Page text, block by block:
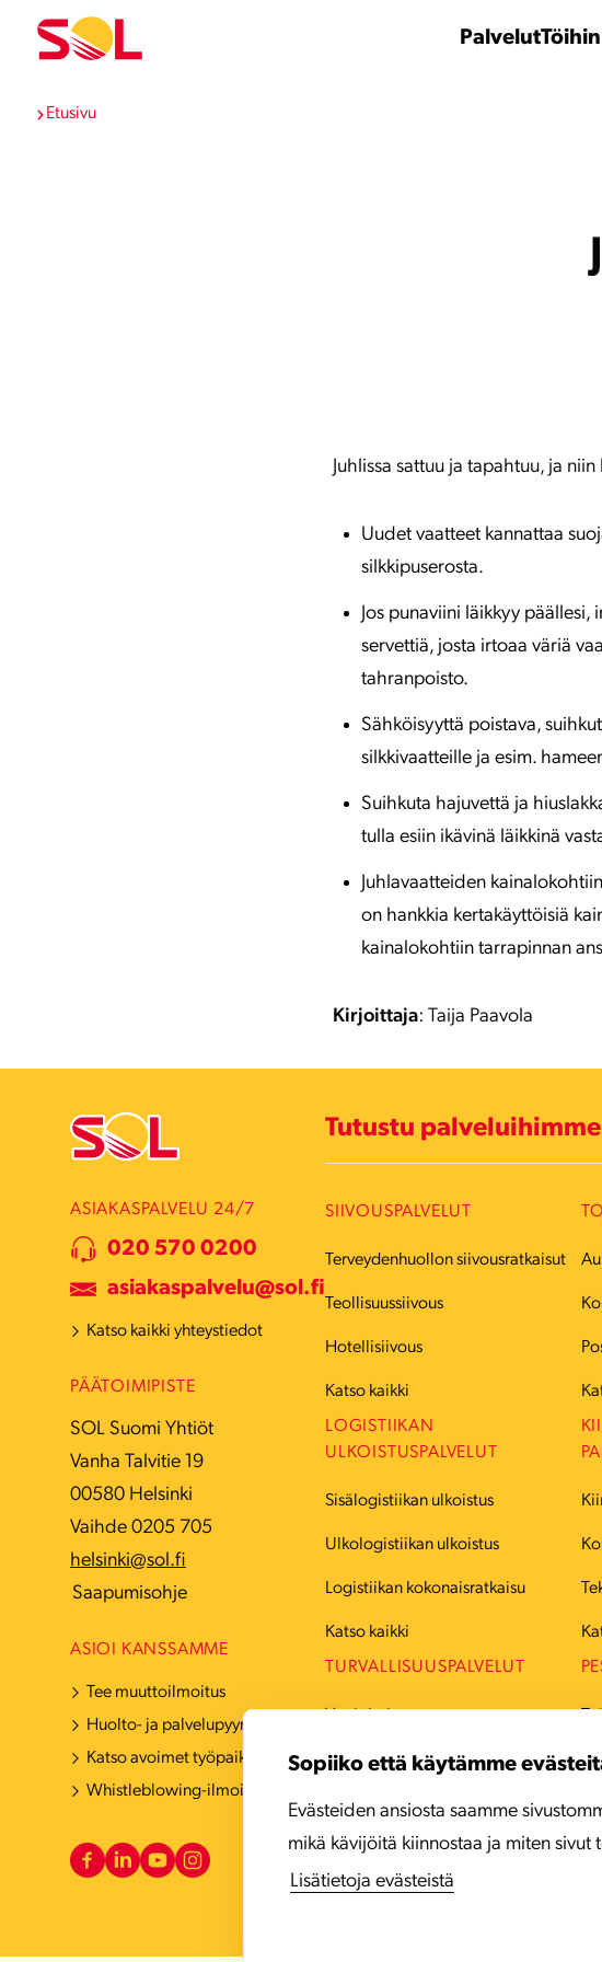
Sopiiko että käytämme
Evästeiden ansiosta saamme
mikä kävijöitä kiinnostaa ja miten sivut
Lisätietoja evästeistä
sisältöön
Palvelut
Etusivu
Juhlissa sattuu ja tapahtuu, ja
Uudet vaatteet kannattaa
silkkipuserosta.
Jos punaviini läikkyy
servettiä, josta irtoaa väriä
tahranpoisto.
Sähköisyyttä poistava,
silkkivaatteille ja esim.
Suihkuta hajuvettä ja
tulla esiin ikävinä läikkinä
Juhlavaatteiden
on hankkia kertakäyttöisiä
kainalokohtiin tarrapinnan
Kirjoittaja: Taija Paavola
ASIAKASPALVELU 24/7
020 570 0200
asiakaspalvelu@sol.fi
Katso kaikki yhteystiedot
PÄÄTOIMIPISTE
SOL Suomi Yhtiöt
Vanha Talvitie 19
00580 Helsinki
Vaihde 0205 705
helsinki@sol.fi
Saapumisohje
ASIOI KANSSAMME
Tee muuttoilmoitus
Huolto- ja palvelupyyntö
Katso avoimet työpaikat
Whistleblowing-ilmoituskanava
Tutustu palveluihimme
SIIVOUSPALVELUT
Terveydenhuollon siivousratkaisut
Teollisuussiivous
Hotellisiivous
Katso kaikki
LOGISTIIKAN
ULKOISTUSPALVELUT
Sisälogistiikan ulkoistus
Ulkologistiikan ulkoistus
Logistiikan kokonaisratkaisu
Katso kaikki
TURVALLISUUSPALVELUT
Hälytyskeskuspalvelut
Turvatekniikka
Katso kaikki